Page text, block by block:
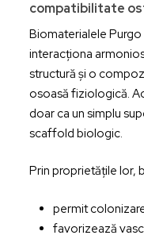
compatibilitate
Biomaterialele
interacționa
structură și o
osoasă fiziologică.
doar ca un simplu
scaffold biologic.
Prin proprietățile lor,
permit
favorizează